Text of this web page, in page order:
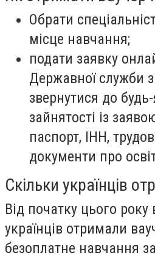
Обрати
місце навчання;
подати заявку
Державної служби
звернутися до
зайнятості із
паспорт, ІНН,
документи про
Скільки українців
Від початку цього
українців отримали
безоплатне навчання